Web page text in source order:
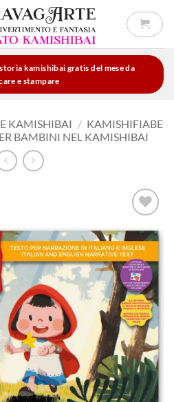
kamishibai gratis del mese da
e stampare
KAMISHIBAI / KAMISHIFIABE
BAMBINI NEL KAMISHIBAI
Aggiungi
alla lista
dei
desideri